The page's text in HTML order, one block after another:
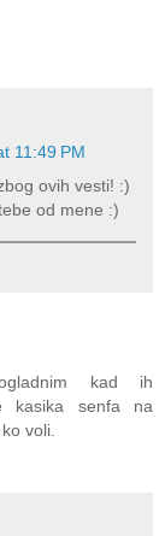
11:49 PM
ovih vesti! :)
od mene :)
kad ih
kasika senfa na
voli.